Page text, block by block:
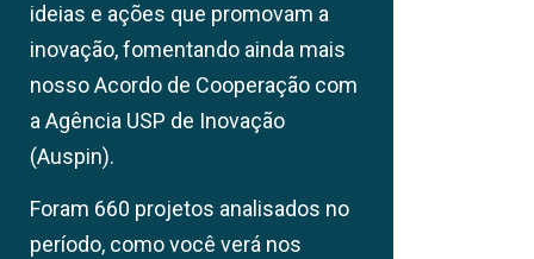
ideias e ações que promovam a
inovação, fomentando ainda mais
nosso Acordo de Cooperação com
a Agência USP de Inovação
(Auspin).
Foram 660 projetos analisados no
período, como você verá nos